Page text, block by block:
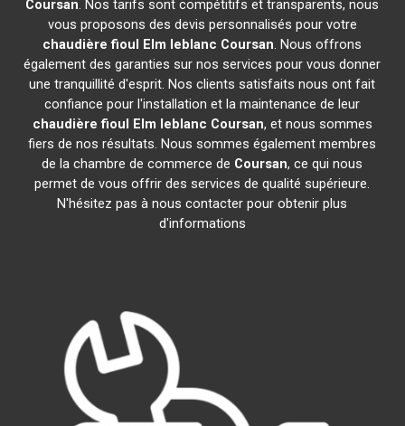
Coursan. Nos tarifs sont compétitifs et transparents, nous
vous proposons des devis personnalisés pour votre
chaudière fioul Elm leblanc Coursan. Nous offrons
également des garanties sur nos services pour vous donner
une tranquillité d'esprit. Nos clients satisfaits nous ont fait
confiance pour l'installation et la maintenance de leur
chaudière fioul Elm leblanc Coursan, et nous sommes
fiers de nos résultats. Nous sommes également membres
de la chambre de commerce de Coursan, ce qui nous
permet de vous offrir des services de qualité supérieure.
N'hésitez pas à nous contacter pour obtenir plus
d'informations